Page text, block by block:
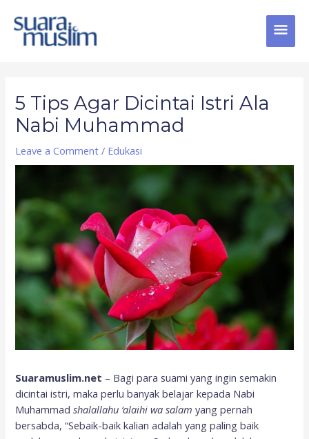
content
5 Tips Agar Dicintai Istri Ala
Nabi Muhammad
Leave a Comment / Edukasi
Suaramuslim.net – Bagi para suami yang ingin semakin
dicintai istri, maka perlu banyak belajar kepada Nabi
Muhammadshalallahu ‘alaihi wa salam yang pernah
bersabda, “Sebaik-baik kalian adalah yang paling baik